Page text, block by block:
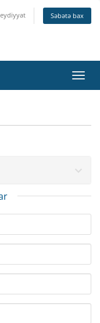
Səbətə bax
keçid